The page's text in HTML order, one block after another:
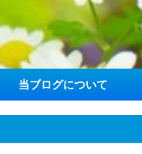
当ブログについて